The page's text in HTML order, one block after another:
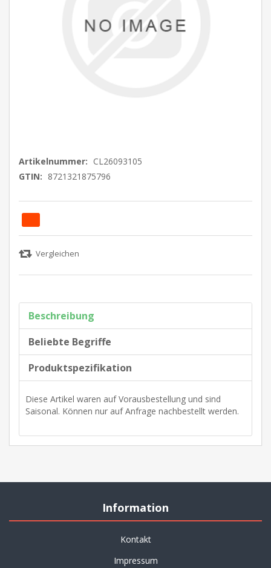
Artikelnummer: CL26093105
GTIN: 8721321875796
Beschreibung
Beliebte Begriffe
Produktspezifikation
Diese Artikel waren auf Vorausbestellung und sind
Saisonal. Können nur auf Anfrage nachbestellt werden.
Information
Kontakt
Impressum